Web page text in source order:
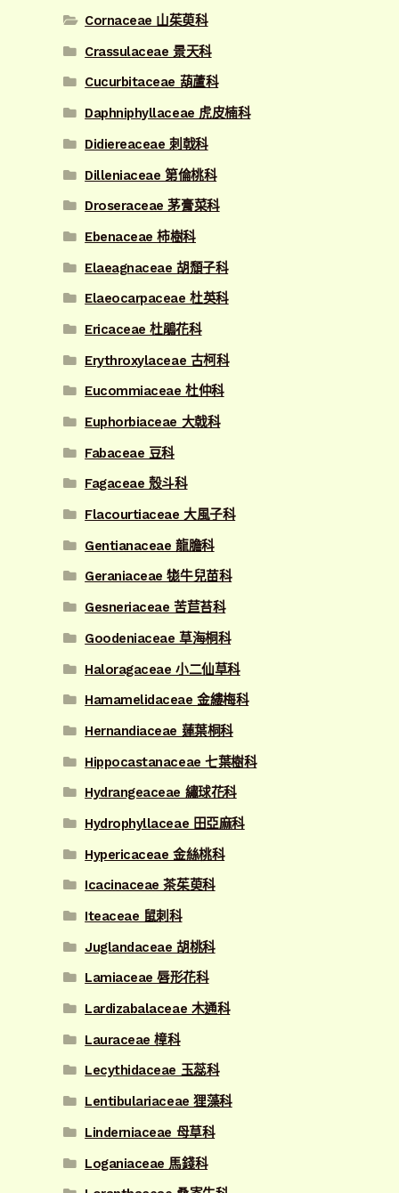
Cornaceae 山茱萸科
Crassulaceae 景天科
Cucurbitaceae 葫蘆科
Daphniphyllaceae 虎皮楠科
Didiereaceae 刺戟科
Dilleniaceae 第倫桃科
Droseraceae 茅膏菜科
Ebenaceae 柿樹科
Elaeagnaceae 胡頹子科
Elaeocarpaceae 杜英科
Ericaceae 杜鵑花科
Erythroxylaceae 古柯科
Eucommiaceae 杜仲科
Euphorbiaceae 大戟科
Fabaceae 豆科
Fagaceae 殼斗科
Flacourtiaceae 大風子科
Gentianaceae 龍膽科
Geraniaceae 牻牛兒苗科
Gesneriaceae 苦苣苔科
Goodeniaceae 草海桐科
Haloragaceae 小二仙草科
Hamamelidaceae 金縷梅科
Hernandiaceae 蓮葉桐科
Hippocastanaceae 七葉樹科
Hydrangeaceae 繡球花科
Hydrophyllaceae 田亞麻科
Hypericaceae 金絲桃科
Icacinaceae 茶茱萸科
Iteaceae 鼠刺科
Juglandaceae 胡桃科
Lamiaceae 唇形花科
Lardizabalaceae 木通科
Lauraceae 樟科
Lecythidaceae 玉蕊科
Lentibulariaceae 狸藻科
Linderniaceae 母草科
Loganiaceae 馬錢科